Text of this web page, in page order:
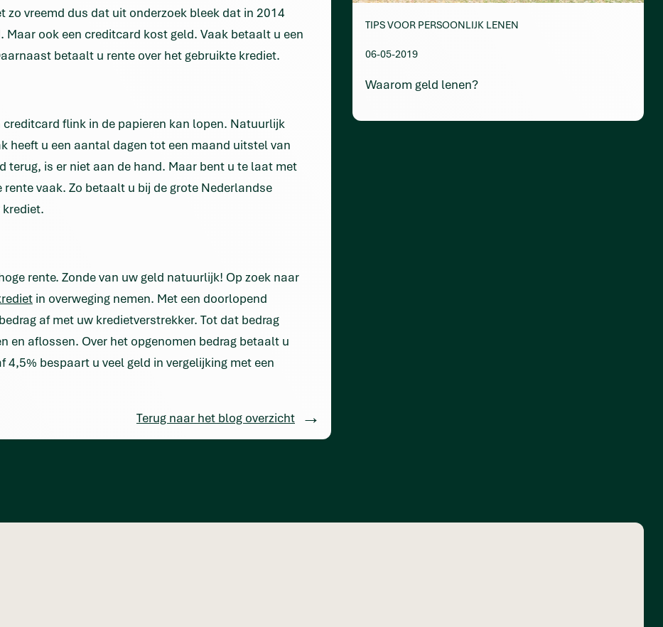
vreemd dus dat uit onderzoek bleek dat in 2014
ook een creditcard kost geld. Vaak betaalt u een
betaalt u rente over het gebruikte krediet.
flink in de papieren kan lopen. Natuurlijk
heeft u een aantal dagen tot een maand uitstel van
is er niet aan de hand. Maar bent u te laat met
vaak. Zo betaalt u bij de grote Nederlandse
rente. Zonde van uw geld natuurlijk! Op zoek naar
in overweging nemen. Met een doorlopend
af met uw kredietverstrekker. Tot dat bedrag
en aflossen. Over het opgenomen bedrag betaalt u
bespaart u veel geld in vergelijking met een
Terug naar het blog overzicht
TIPS VOOR PERSOONLIJK LENEN
06-05-2019
Waarom geld lenen?